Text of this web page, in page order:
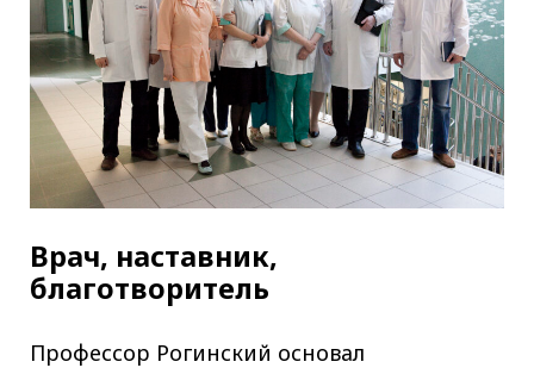
Врач, наставник,
благотворитель
Профессор Рогинский основал